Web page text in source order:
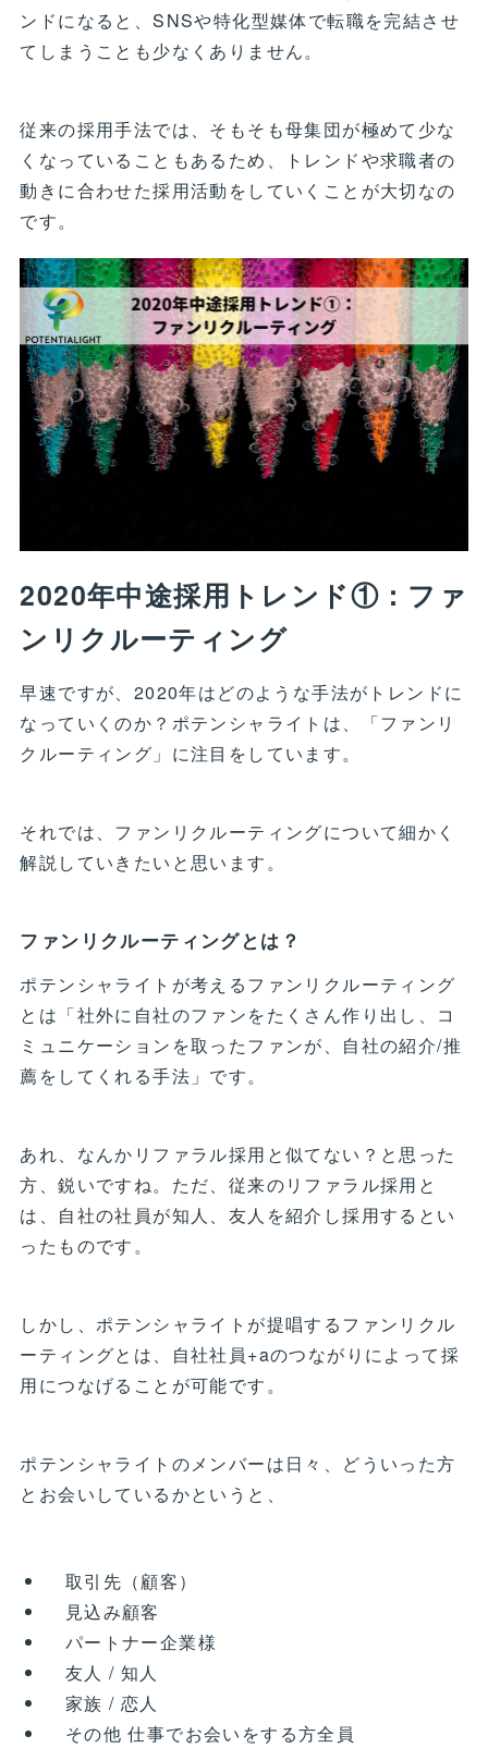
ンドになると、SNSや特化型媒体で転職を完結させ
てしまうことも少なくありません。
従来の採用手法では、そもそも母集団が極めて少な
くなっていることもあるため、トレンドや求職者の
動きに合わせた採用活動をしていくことが大切なの
です。
2020年中途採用トレンド①：ファ
ンリクルーティング
早速ですが、2020年はどのような手法がトレンドに
なっていくのか？ポテンシャライトは、「ファンリ
クルーティング」に注目をしています。
それでは、ファンリクルーティングについて細かく
解説していきたいと思います。
ファンリクルーティングとは？
ポテンシャライトが考えるファンリクルーティング
とは「社外に自社のファンをたくさん作り出し、コ
ミュニケーションを取ったファンが、自社の紹介/推
薦をしてくれる手法」です。
あれ、なんかリファラル採用と似てない？と思った
方、鋭いですね。ただ、従来のリファラル採用と
は、自社の社員が知人、友人を紹介し採用するとい
ったものです。
しかし、ポテンシャライトが提唱するファンリクル
ーティングとは、自社社員+aのつながりによって採
用につなげることが可能です。
ポテンシャライトのメンバーは日々、どういった方
とお会いしているかというと、
取引先（顧客）
見込み顧客
パートナー企業様
友人 / 知人
家族 / 恋人
その他 仕事でお会いをする方全員